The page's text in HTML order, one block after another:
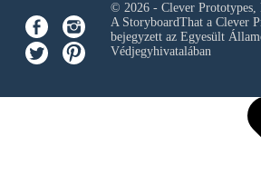
© 2026 - Clever
A StoryboardThat a Clever
bejegyzett az Egyesült
Védjegyhivatalában